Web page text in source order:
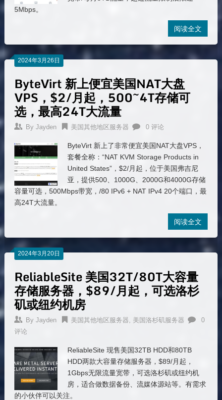
5Mbps。
阅读全文
2024年3月26日
ByteVirt 新上便宜美国NAT大盘
VPS，$2/月起，500~4T存储可
选，最高24T大流量
By Jayden 美国其他地区服务器 0 评论
ByteVirt 新上了非常便宜美国NAT大盘VPS，
套餐全称：“NAT KVM Storage Products in
United States”，$2/月起，位于美国弗吉尼
亚，提供500、1000G、2000G和4000G存储
容量可选，500Mbps带宽，/80 IPv6 + NAT IPv4 20个端口，最
高24T大流量。
阅读全文
2024年3月20日
ReliableSite 美国32T/80T大容量
存储服务器，$89/月起，可选洛杉
矶或纽约机房
By Jayden 美国其他地区服务器, 美国洛杉矶服务器
0
评论
ReliableSite 现售美国32TB HDD和80TB
HDD两款大容量存储服务器，$89/月起，
1Gbps无限流量宽带，可选洛杉矶或纽约机
房，适合做数据备份、流媒体源站等。有需求
的小伙伴可以关注。